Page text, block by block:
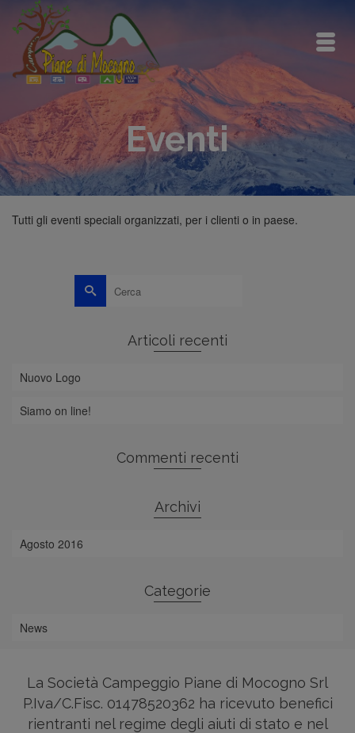
Eventi
Tutti gli eventi speciali organizzati, per i clienti o in paese.
Cerca
per:
Articoli recenti
Nuovo Logo
Siamo on line!
Commenti recenti
Archivi
Agosto 2016
Categorie
News
La Società Campeggio Piane di Mocogno Srl
P.Iva/C.Fisc. 01478520362 ha ricevuto benefici
rientranti nel regime degli aiuti di stato e nel